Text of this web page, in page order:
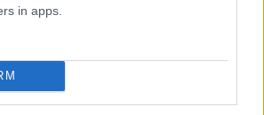
in apps.